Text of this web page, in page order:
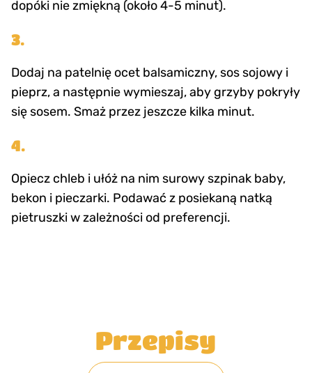
dopóki nie zmiękną (około 4-5 minut).
3.
Dodaj na patelnię ocet balsamiczny, sos sojowy i
pieprz, a następnie wymieszaj, aby grzyby pokryły
się sosem. Smaż przez jeszcze kilka minut.
4.
Opiecz chleb i ułóż na nim surowy szpinak baby,
bekon i pieczarki. Podawać z posiekaną natką
pietruszki w zależności od preferencji.
Przepisy